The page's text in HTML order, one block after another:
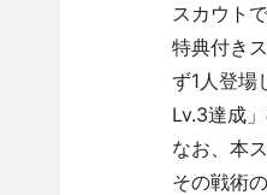
スカウト
特典付き
ず1人登場
Lv.3達成
なお、本
その戦術